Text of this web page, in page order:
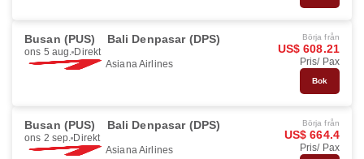
Busan (PUS) Bali Denpasar (DPS)
ons 5 aug. Direkt
Asiana Airlines
Börja från
US$ 608.21
Pris/ Pax
Bok
Busan (PUS) Bali Denpasar (DPS)
ons 2 sep. Direkt
Asiana Airlines
Börja från
US$ 664.4
Pris/ Pax